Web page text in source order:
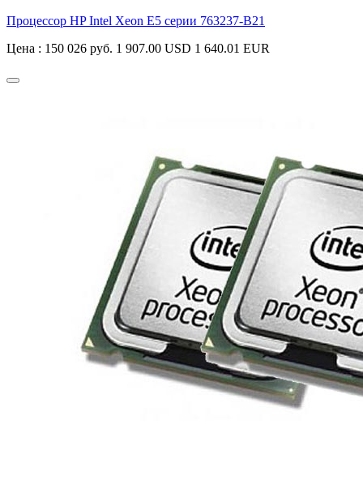
Процессор HP Intel Xeon E5 серии 763237-B21
Цена : 150 026 руб. 1 907.00 USD 1 640.01 EUR